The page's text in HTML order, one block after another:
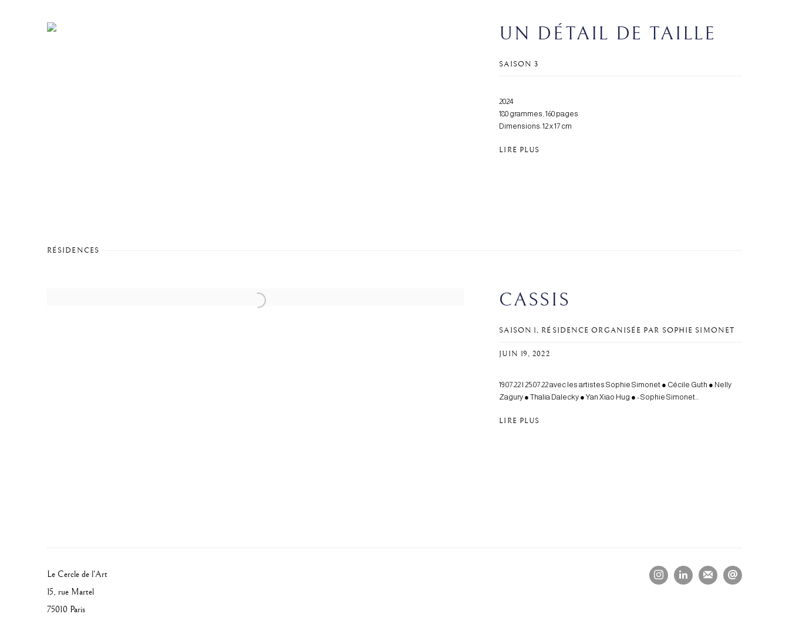
UN DÉTAIL DE TAILLE
SAISON 3
2024
180 grammes, 160 pages
Dimensions: 12 x 17 cm
LIRE PLUS
RÉSIDENCES
CASSIS
SAISON 1, RÉSIDENCE ORGANISÉE PAR SOPHIE SIMONET
JUIN 19, 2022
19.07.22 I 25.07.22 avec les artistes Sophie Simonet ● Cécile Guth ● Nelly
Zagury ● Thalia Dalecky ● Yan Xiao Hug ● - Sophie Simonet...
LIRE PLUS
Le Cercle de l'Art
15, rue Martel
75010 Paris